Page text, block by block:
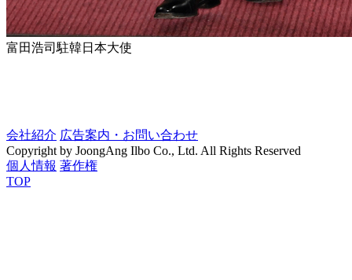
富田浩司駐韓日本大使
会社紹介 広告案内・お問い合わせ
Copyright by JoongAng Ilbo Co., Ltd. All Rights Reserved
個人情報 著作権
TOP